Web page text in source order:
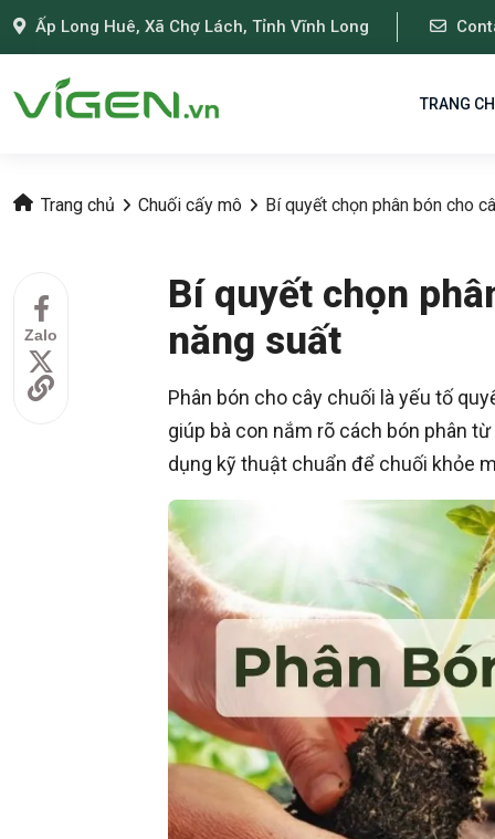
Ấp Long Huê, Xã Chợ Lách, Tỉnh Vĩnh Long
TRANG
Trang chủ Chuối cấy mô Bí quyết chọn phân bón cho
Zalo
Bí quyết chọn
năng suất
Phân bón cho cây chuối là yếu tố
giúp bà con nắm rõ cách bón phân
dụng kỹ thuật chuẩn để chuối khỏe